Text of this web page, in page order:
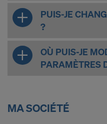
PUIS-JE
?
OÙ PUIS-JE
PARAMÈTRES
MA SOCIÉTÉ
Sketchfab Inc.
The Trade Desk, Inc.
YouTube LLC